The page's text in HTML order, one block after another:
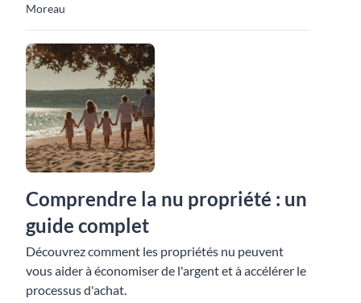
Moreau
Comprendre la nu propriété : un
guide complet
Découvrez comment les propriétés nu peuvent
vous aider à économiser de l'argent et à accélérer le
processus d'achat.